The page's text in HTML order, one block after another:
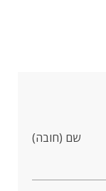
שם (חובה)